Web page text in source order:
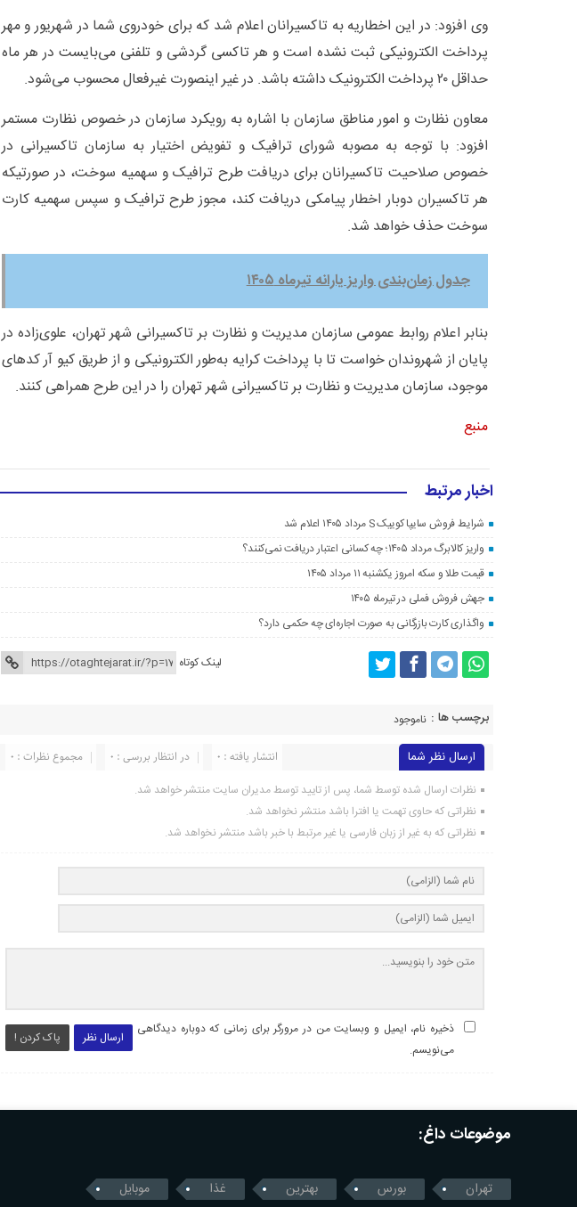
وی افزود: در این اخطاریه به تاکسیرانان اعلام شد که برای خودروی شما در شهریور و مهر
پرداخت الکترونیکی ثبت نشده است و هر تاکسی گردشی و تلفنی می‌بایست در هر ماه
حداقل ۲۰ پرداخت الکترونیک داشته باشد. در غیر اینصورت غیرفعال محسوب می‌شود.
معاون نظارت و امور مناطق سازمان با اشاره به رویکرد سازمان در خصوص نظارت مستمر
افزود: با توجه به مصوبه شورای ترافیک و تفویض اختیار به سازمان تاکسیرانی در
خصوص صلاحیت تاکسیرانان برای دریافت طرح ترافیک و سهمیه سوخت، در صورتیکه
هر تاکسیران دوبار اخطار پیامکی دریافت کند، مجوز طرح ترافیک و سپس سهمیه کارت
سوخت حذف خواهد شد.
جدول زمان‌بندی واریز یارانه تیرماه ۱۴۰۵
بنابر اعلام روابط عمومی سازمان مدیریت و نظارت بر تاکسیرانی شهر تهران، علوی‌زاده در
پایان از شهروندان خواست تا با پرداخت کرایه به‌طور الکترونیکی و از طریق کیو آر کدهای
موجود، سازمان مدیریت و نظارت بر تاکسیرانی شهر تهران را در این طرح همراهی کنند.
منبع
اخبار مرتبط
شرایط فروش سایپا کوییک S مرداد ۱۴۰۵ اعلام شد
واریز کالابرگ مرداد ۱۴۰۵؛ چه کسانی اعتبار دریافت نمی‌کنند؟
قیمت طلا و سکه امروز یکشنبه ۱۱ مرداد ۱۴۰۵
جهش فروش فملی در تیرماه ۱۴۰۵
واگذاری کارت بازرگانی به صورت اجاره‌ای چه حکمی دارد؟
لینک کوتاه
برچسب ها : ناموجود
ارسال نظر شما مجموع نظرات : 0 در انتظار بررسی : 0 انتشار یافته : 0
نظرات ارسال شده توسط شما، پس از تایید توسط مدیران سایت منتشر خواهد شد.
نظراتی که حاوی تهمت یا افترا باشد منتشر نخواهد شد.
نظراتی که به غیر از زبان فارسی یا غیر مرتبط با خبر باشد منتشر نخواهد شد.
ارسال نظر پاک کردن !
ذخیره نام، ایمیل و وبسایت من در مرورگر برای زمانی که دوباره دیدگاهی
می‌نویسم.
موضوعات داغ:
تهران بورس بهترین غذا موبایل